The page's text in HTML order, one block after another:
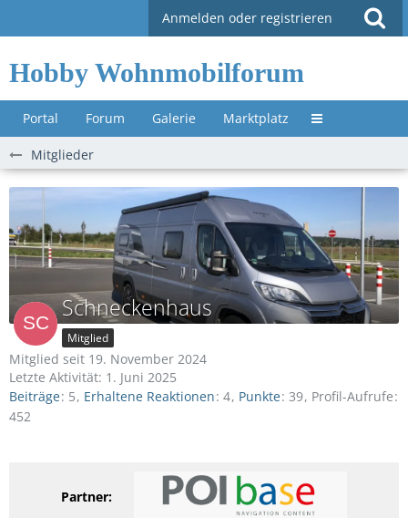
Anmelden oder registrieren
Hobby Wohnmobilforum
Portal Forum Galerie Marktplatz Untermenü »
Mitglieder
Schneckenhaus
Mitglied
Mitglied seit 19. November 2024
Letzte Aktivität: 1. Juni 2025
Beiträge 5 Erhaltene Reaktionen 4 Punkte 39 Profil-Aufrufe
452
Partner: